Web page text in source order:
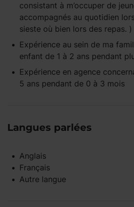
consistant à m’occuper de
accompagnés au quotidien
sieste où bien lors des repas. )
Expérience au sein de ma
enfant de 1 à 2 ans pendant
Expérience en agence
5 ans pendant de 0 à 3 mois
Langues parlées
Anglais
Français
Autre langue